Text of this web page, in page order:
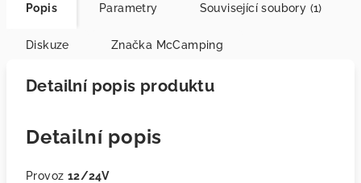
Popis Parametry Související soubory (1)
Diskuze Značka McCamping
Detailní popis produktu
Detailní popis
Provoz 12/24V